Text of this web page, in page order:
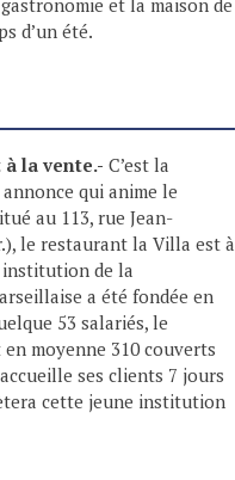
et la maison de
d’un été.
la vente.- C’est la
qui anime le
au 113, rue Jean-
le restaurant la Villa est à
de la
a été fondée en
53 salariés, le
moyenne 310 couverts
ses clients 7 jours
cette jeune institution